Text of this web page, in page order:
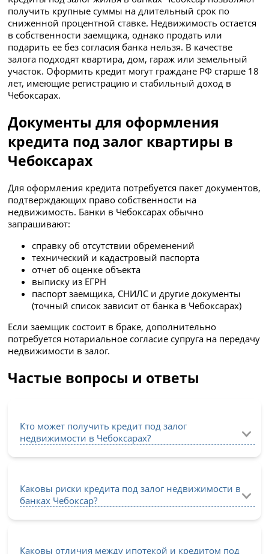
получить крупные суммы на длительный срок по
сниженной процентной ставке. Недвижимость остается
в собственности заемщика, однако продать или
подарить ее без согласия банка нельзя. В качестве
залога подходят квартира, дом, гараж или земельный
участок. Оформить кредит могут граждане РФ старше 18
лет, имеющие регистрацию и стабильный доход в
Чебоксарах.
Документы для оформления
кредита под залог квартиры в
Чебоксарах
Для оформления кредита потребуется пакет документов,
подтверждающих право собственности на
недвижимость. Банки в Чебоксарах обычно
запрашивают:
справку об отсутствии обременений
технический и кадастровый паспорта
отчет об оценке объекта
выписку из ЕГРН
паспорт заемщика, СНИЛС и другие документы
(точный список зависит от банка в Чебоксарах)
Если заемщик состоит в браке, дополнительно
потребуется нотариальное согласие супруга на передачу
недвижимости в залог.
Частые вопросы и ответы
Кто может получить кредит под залог
недвижимости в Чебоксарах?
Каковы риски кредита под залог недвижимости в
банках Чебоксар?
Каковы отличия между ипотекой и кредитом под